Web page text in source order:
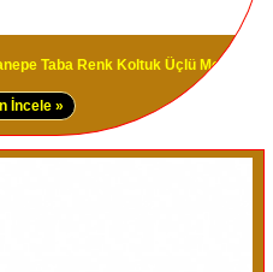
Taba Renk Koltuk Üçlü Modeli
İncele »